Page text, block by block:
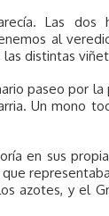
Las dos
al
distintas
paseo por
Un mono
en sus
azotes, y el